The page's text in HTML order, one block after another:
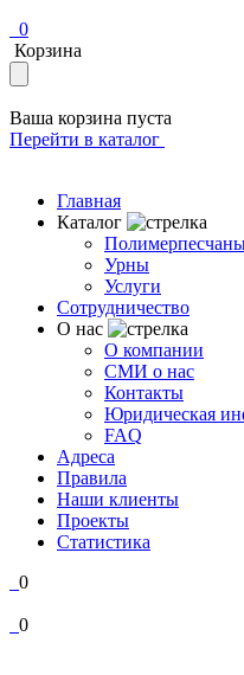
0
Корзина
Ваша корзина пуста
Перейти в каталог
Главная
Каталог
Урны
Услуги
Сотрудничество
О нас
О компании
СМИ о нас
Контакты
Юридическая
FAQ
Адреса
Правила
Наши клиенты
Проекты
Статистика
0
0